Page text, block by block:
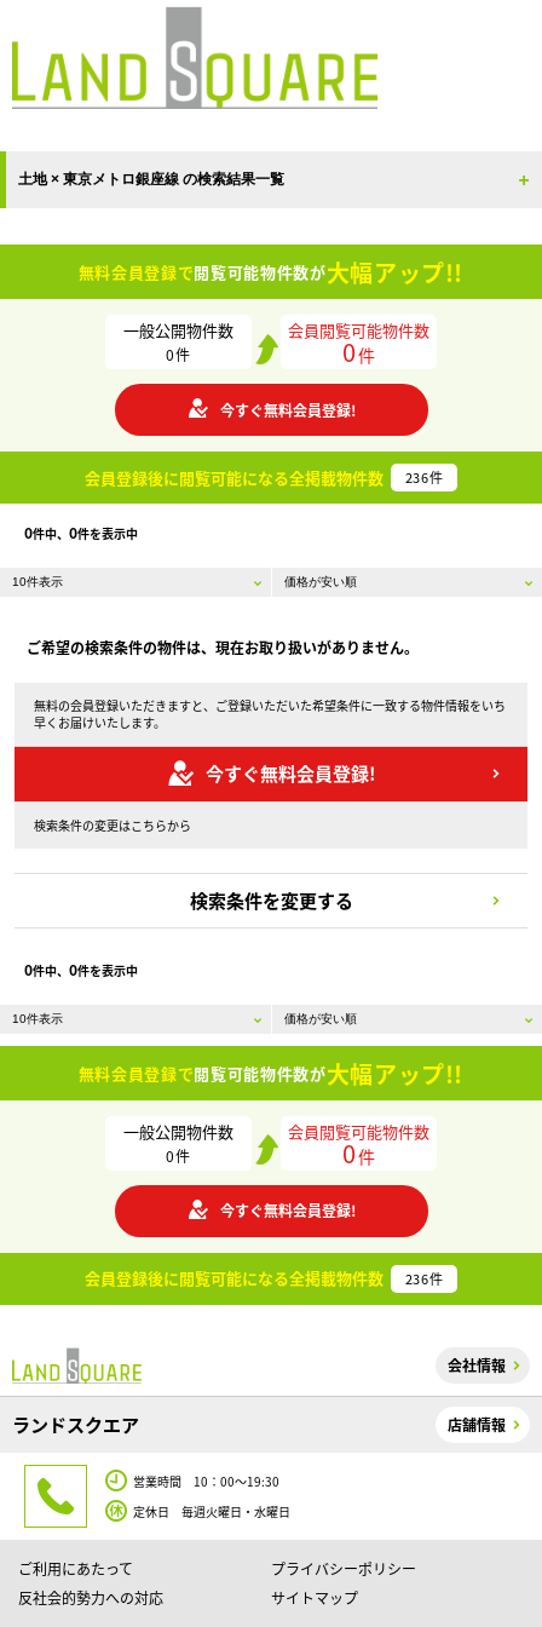
土地 × 東京メトロ銀座線 の検索結果一覧
無料会員登録で閲覧可能物件数が大幅アップ!!
一般公開物件数
0件
会員閲覧可能物件数
0件
今すぐ無料会員登録!
会員登録後に閲覧可能になる全掲載物件数 236件
0件中、 0件を表示中
ご希望の検索条件の物件は、現在お取り扱いがありません。
無料の会員登録いただきますと、ご登録いただいた希望条件に一致する物件情報をいち
早くお届けいたします。
今すぐ無料会員登録!
検索条件の変更はこちらから
検索条件を変更する
0件中、 0件を表示中
無料会員登録で閲覧可能物件数が大幅アップ!!
一般公開物件数
0件
会員閲覧可能物件数
0件
今すぐ無料会員登録!
会員登録後に閲覧可能になる全掲載物件数 236件
会社情報
ランドスクエア 店舗情報
営業時間 10：00～19:30
定休日 毎週火曜日・水曜日
ご利用にあたって
プライバシーポリシー
反社会的勢力への対応
サイトマップ